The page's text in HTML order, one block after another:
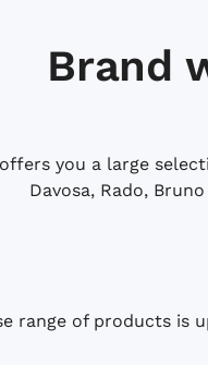
Brand
you a large
Davosa, Rado,
range of products is